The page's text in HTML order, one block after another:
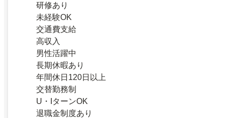
研修あり
未経験OK
交通費支給
高収入
男性活躍中
長期休暇あり
年間休日120日以上
交替勤務制
U・IターンOK
退職金制度あり